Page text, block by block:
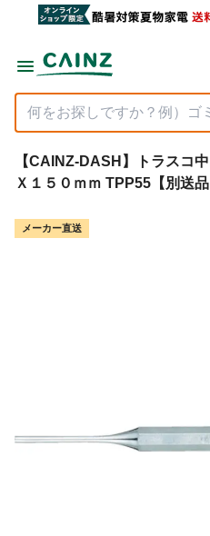
【CAINZ-DASH】トラスコ
Ｘ１５０ｍｍ TPP55【別送品
メーカー直送